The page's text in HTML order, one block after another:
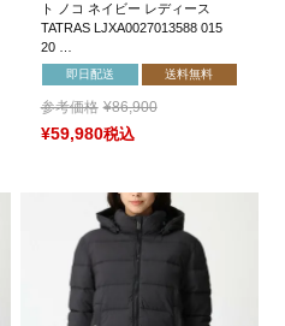
ト ノコ ネイビー レディース
TATRAS LJXA0027013588 015
20 …
即日配送 送料無料
参考価格 ¥86,900
¥59,980税込